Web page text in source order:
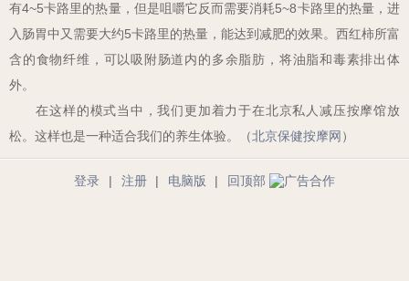
有4~5卡路里的热量，但是咀嚼它反而需要消耗5~8卡路里的热量，进
入肠胃中又需要大约5卡路里的热量，能达到减肥的效果。西红柿所富
含的食物纤维，可以吸附肠道内的多余脂肪，将油脂和毒素排出体
外。
在这样的模式当中，我们更加着力于在北京私人减压按摩馆放
松。这样也是一种适合我们的养生体验。（北京保健按摩网 ）
登录 | 注册 | 电脑版 | 回顶部